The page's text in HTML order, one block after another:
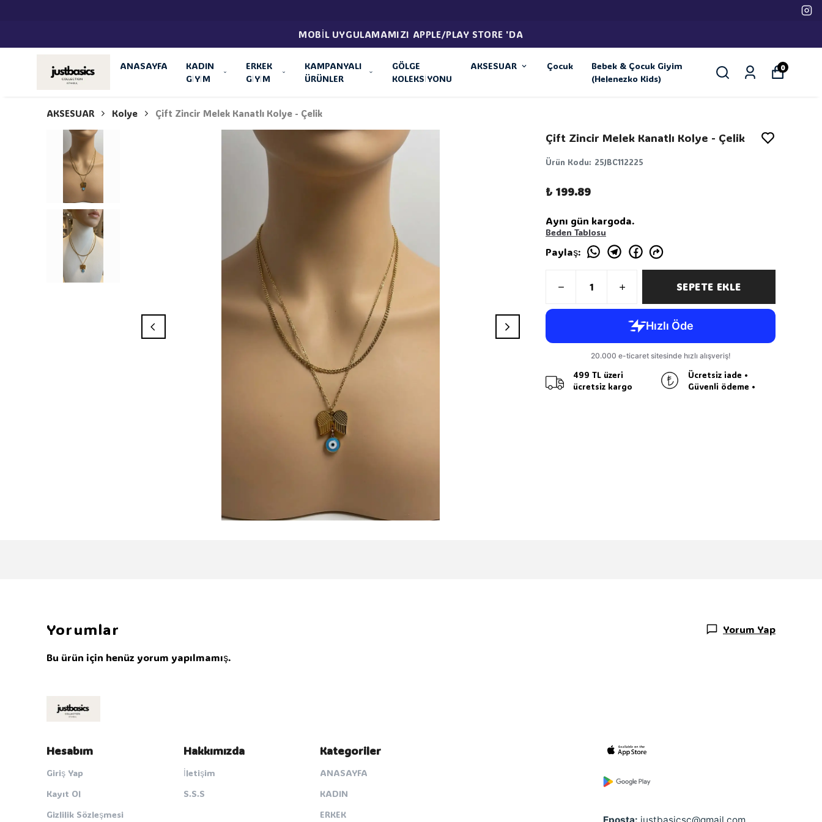
MOBİL UYGULAMAMIZI APPLE/PLAY STORE 'DA
ANASAYFA
KADIN
GİYİM
ERKEK
GİYİM
KAMPANYALI
ÜRÜNLER
GÖLGE
KOLEKSİYONU
AKSESUAR Çocuk
Bebek & Çocuk Giyim
(Helenezko Kids)
0
AKSESUAR Kolye Çift Zincir Melek Kanatlı Kolye - Çelik
Çift Zincir Melek Kanatlı Kolye - Çelik
Ürün Kodu: 25JBC112225
₺ 199.89
Aynı gün kargoda.
Beden Tablosu
Paylaş:
SEPETE EKLE
499 TL üzeri
ücretsiz kargo
Ücretsiz iade •
Güvenli ödeme •
Yorumlar Yorum Yap
Bu ürün için henüz yorum yapılmamış.
Hesabım
Giriş Yap
Kayıt Ol
Gizlilik Sözleşmesi
Hakkımızda
İletişim
S.S.S
Kategoriler
ANASAYFA
KADIN
ERKEK